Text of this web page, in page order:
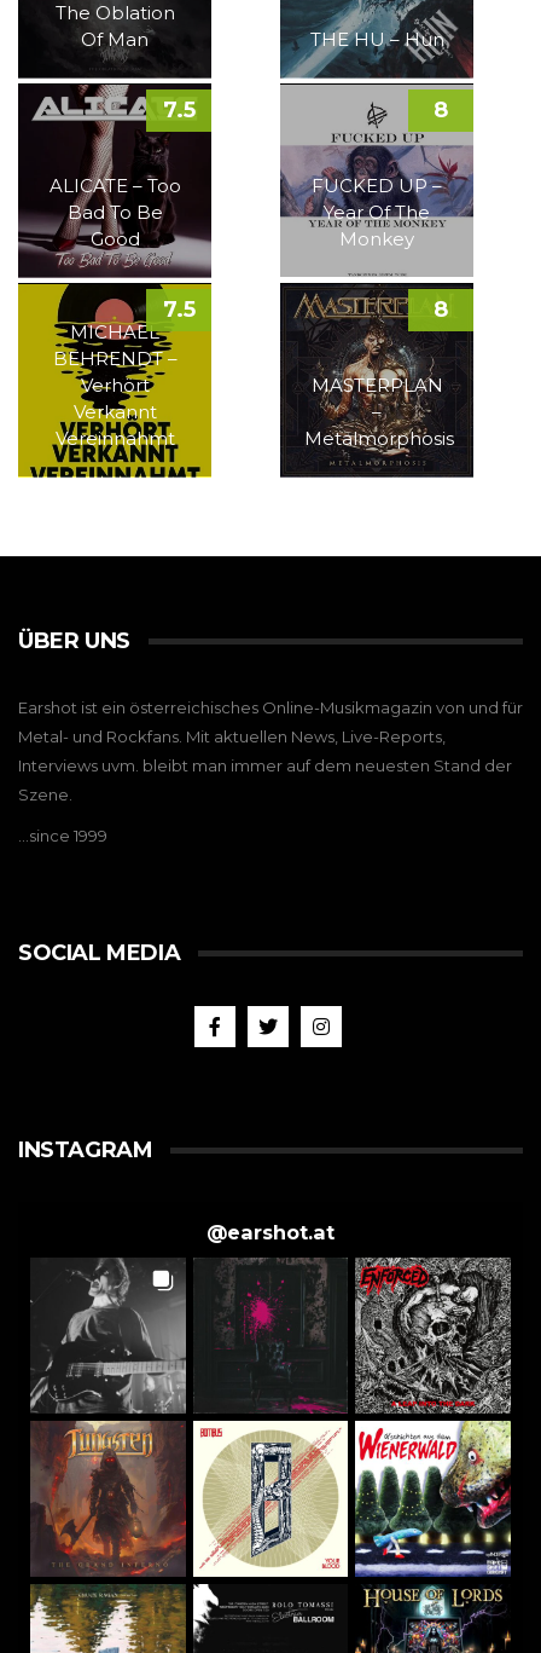
The Oblation
Of Man
THE HU – Hun
ALICATE – Too
Bad To Be
Good
7.5
FUCKED UP –
Year Of The
Monkey
8
MICHAEL
BEHRENDT –
Verhört
Verkannt
Vereinnahmt
7.5
MASTERPLAN
–
Metalmorphosis
8
ÜBER UNS
Earshot ist ein österreichisches Online-Musikmagazin von und für
Metal- und Rockfans. Mit aktuellen News, Live-Reports,
Interviews uvm. bleibt man immer auf dem neuesten Stand der
Szene.
…since 1999
SOCIAL MEDIA
INSTAGRAM
@earshot.at